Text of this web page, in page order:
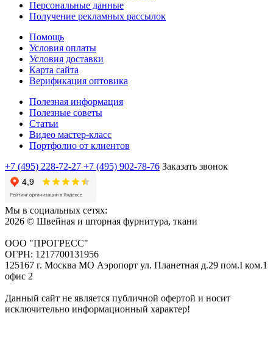
Персональные данные
Получение рекламных рассылок
Помощь
Условия оплаты
Условия доставки
Карта сайта
Верификация оптовика
Полезная информация
Полезные советы
Статьи
Видео мастер-класс
Портфолио от клиентов
+7 (495) 228-72-27 +7 (495) 902-78-76 Заказать звонок
Мы в социальных сетях:
2026 © Швейная и шторная фурнитура, ткани
ООО "ПРОГРЕСС"
ОГРН: 1217700131956
125167 г. Москва МО Аэропорт ул. Планетная д.29 пом.I ком.1
офис 2
Данный сайт не является публичной офертой и носит
исключительно информационный характер!